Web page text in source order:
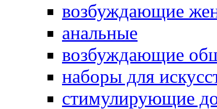
возбуждающие
анальные
возбуждающие
наборы для
стимулирующие